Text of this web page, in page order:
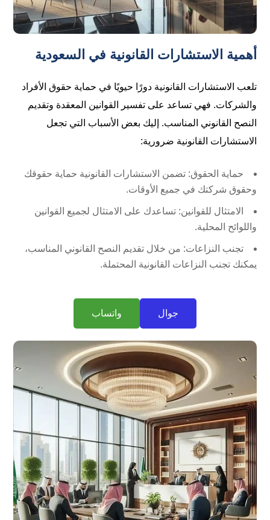
أهمية الاستشارات القانونية في السعودية
تلعب الاستشارات القانونية دورًا حيويًا في حماية حقوق الأفراد
والشركات. فهي تساعد على تفسير القوانين المعقدة وتقديم
النصح القانوني المناسب. إليك بعض الأسباب التي تجعل
الاستشارات القانونية ضرورية:
حماية الحقوق: تضمن الاستشارات القانونية حماية حقوقك
وحقوق شركتك في جميع الأوقات.
الامتثال للقوانين: تساعدك على الامتثال لجميع القوانين
واللوائح المحلية.
تجنب النزاعات: من خلال تقديم النصح القانوني المناسب،
يمكنك تجنب النزاعات القانونية المحتملة.
جوال واتساب